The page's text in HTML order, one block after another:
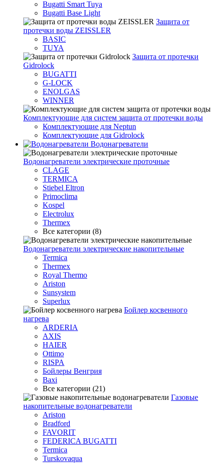
Bugatti Smart Tuya
Bugatti Base Light
Защита от
протечки воды ZEISSLER
BASIC
TUYA
Защита от протечки
Gidrolock
BUGATTI
G-LOCK
ENOLGAS
WINNER
Комплектующие для систем защита от протечки воды
Комплектующие для Neptun
Комплектующие для Gidrolock
Водонагреватели
Водонагреватeли электрические проточные
CLAGE
TERMICA
Stiebel Eltron
Primoclima
Kospel
Electrolux
Thermex
Все категории (8)
Водонагреватели электрические накопительные
Termica
Thermex
Royal Thermo
Ariston
Sunsystem
Superlux
Бойлер косвенного
нагрева
ARDERIA
AXIS
HAIER
Ottimo
RISPA
Бойлеры Венгрия
Baxi
Все категории (21)
Газовые
накопительные водонагреватели
Ariston
Bradford
FAVORIT
FEDERICA BUGATTI
Termica
Turskovaqua